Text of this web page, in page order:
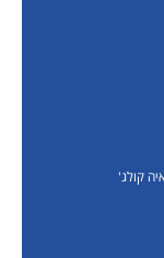
קולג'